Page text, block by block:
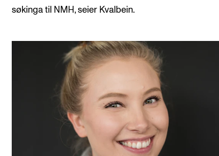
søkinga til NMH, seier Kvalbein.